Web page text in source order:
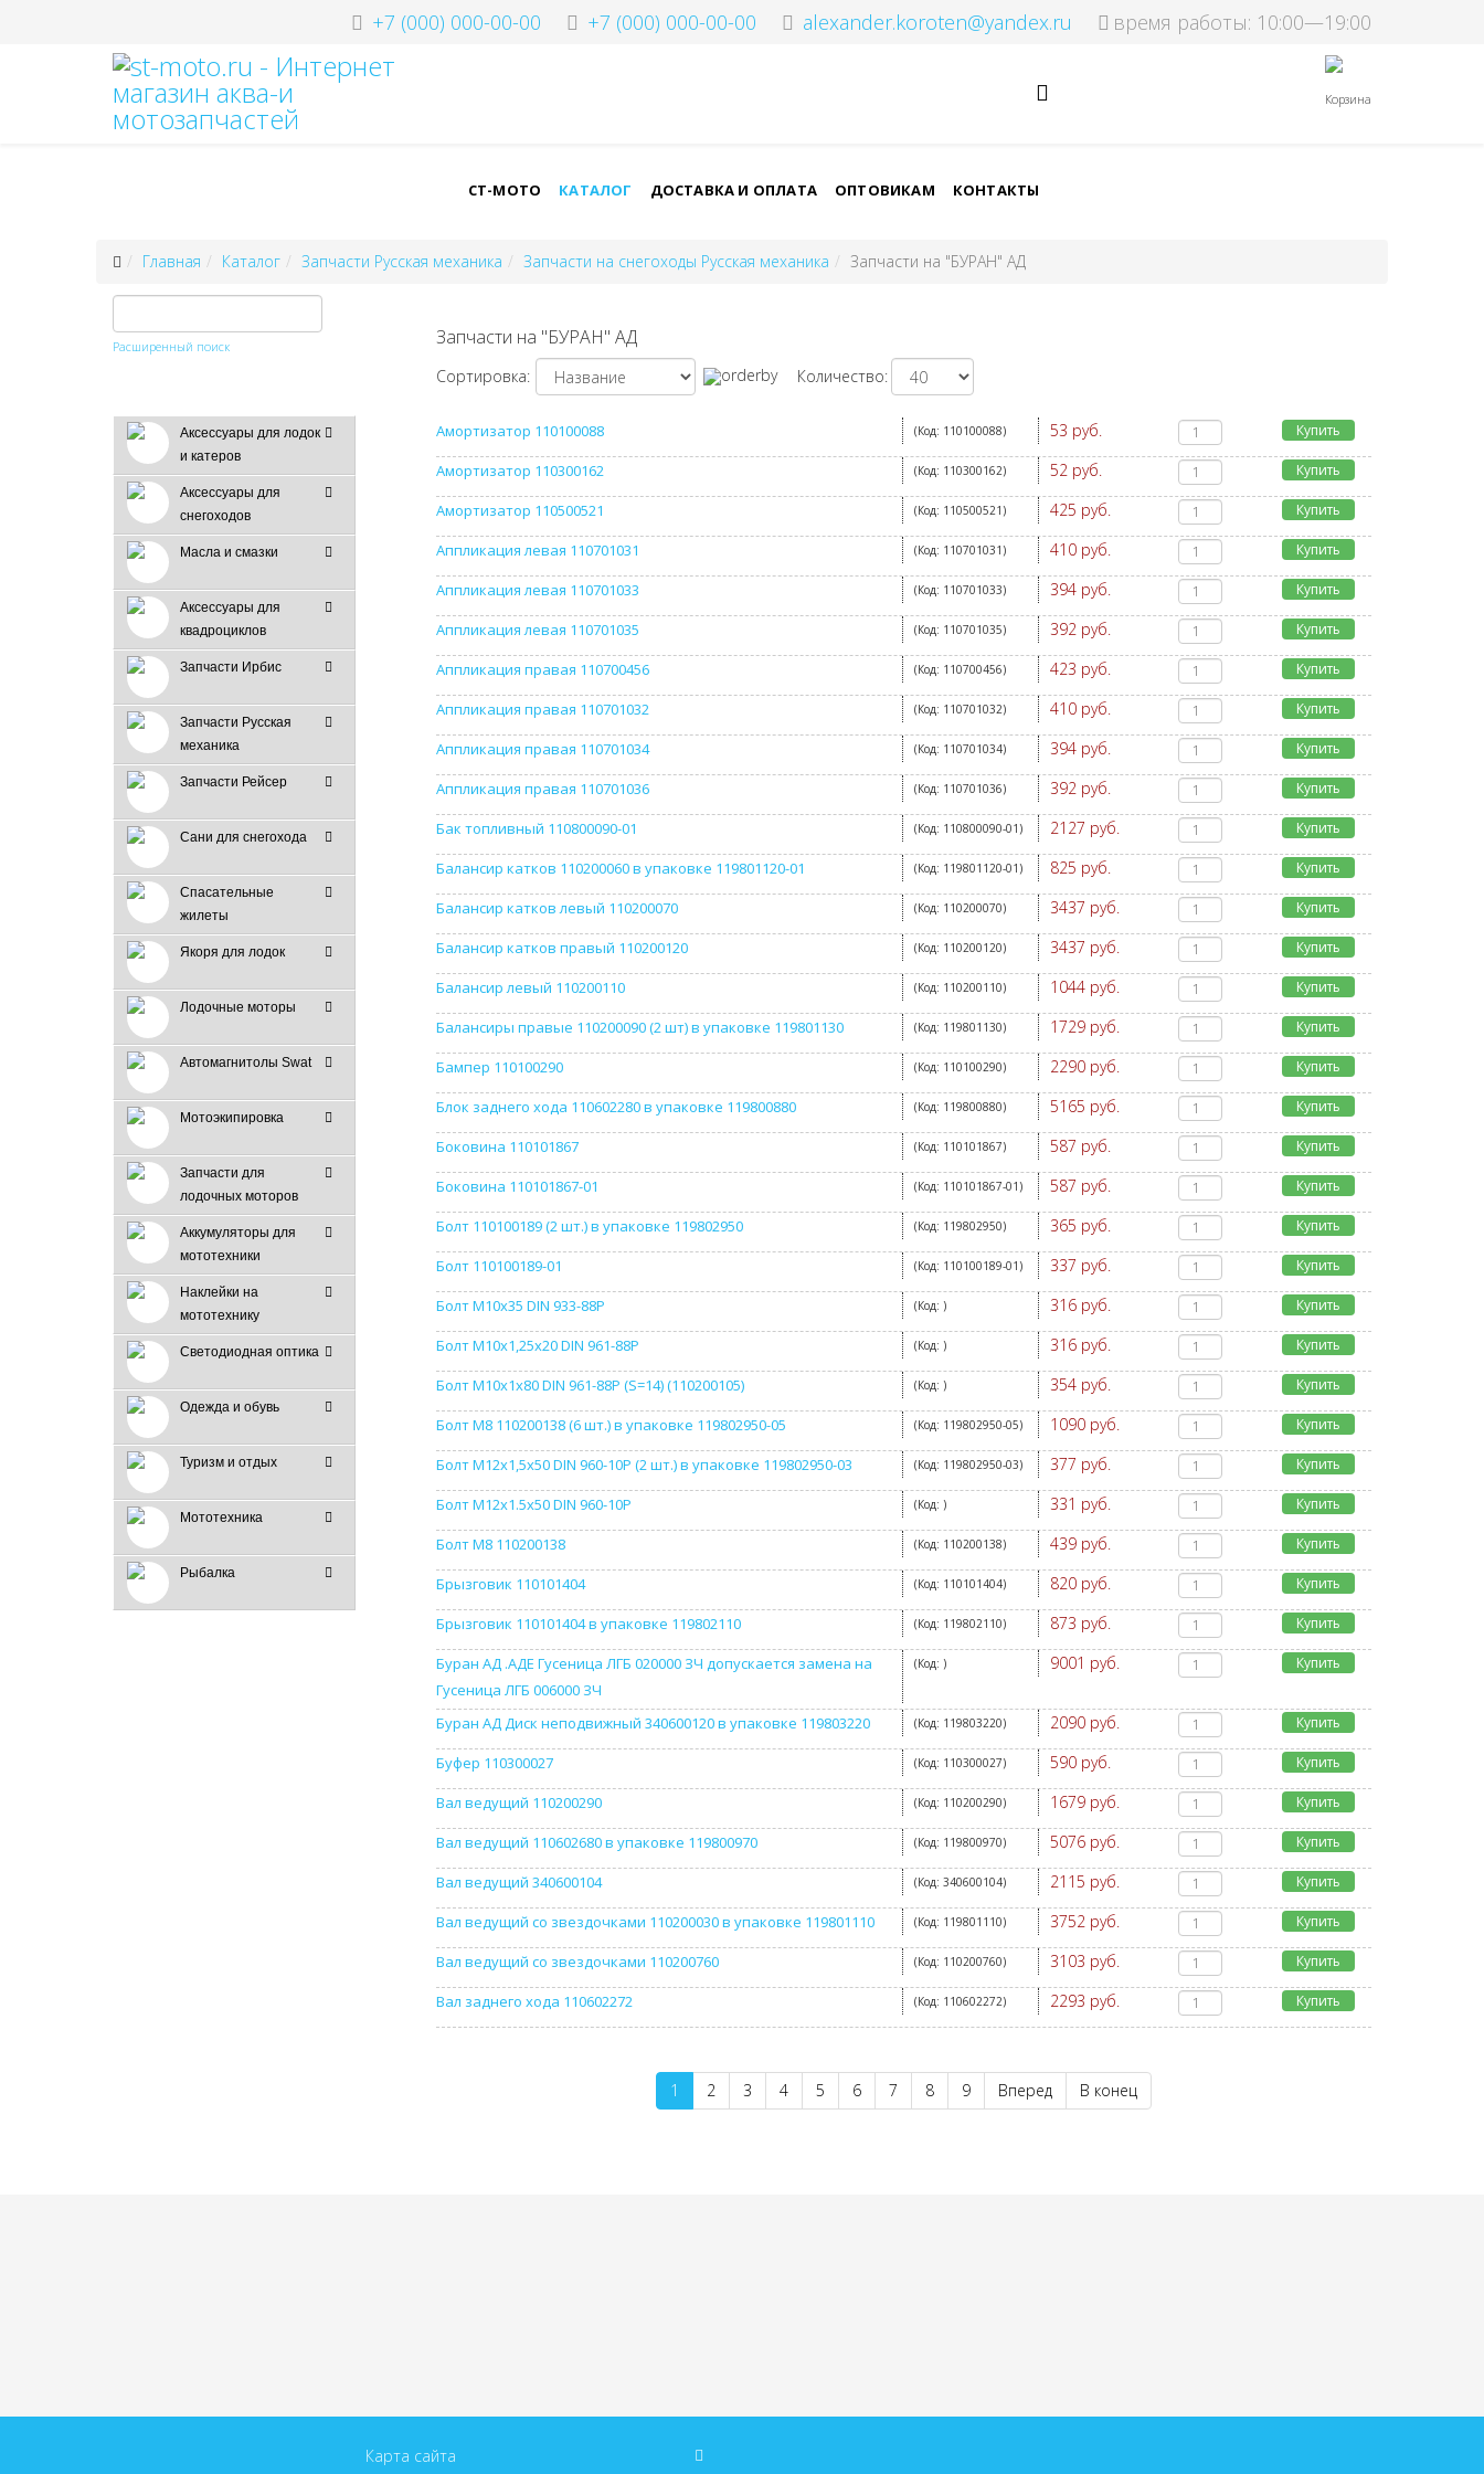
+7 (000) 000-00-00 +7 (000) 000-00-00 alexander.koroten@yandex.ru время работы: 10:00—19:00
СТ-МОТО КАТАЛОГ ДОСТАВКА И ОПЛАТА ОПТОВИКАМ КОНТАКТЫ
Корзина
Главная Каталог Запчасти Русская механика Запчасти на снегоходы Русская механика Запчасти на "БУРАН" АД
Расширенный поиск
Аксессуары для лодок
и катеров
Аксессуары для
снегоходов
Масла и смазки
Аксессуары для
квадроциклов
Запчасти Ирбис
Запчасти Русская
механика
Запчасти Рейсер
Сани для снегохода
Спасательные
жилеты
Якоря для лодок
Лодочные моторы
Автомагнитолы Swat
Мотоэкипировка
Запчасти для
лодочных моторов
Аккумуляторы для
мототехники
Наклейки на
мототехнику
Светодиодная оптика
Одежда и обувь
Туризм и отдых
Мототехника
Рыбалка
Запчасти на "БУРАН" АД
Сортировка: Количество:
Амортизатор 110100088 (Код: 110100088) 53 руб. Купить
Амортизатор 110300162 (Код: 110300162) 52 руб. Купить
Амортизатор 110500521 (Код: 110500521) 425 руб. Купить
Аппликация левая 110701031 (Код: 110701031) 410 руб. Купить
Аппликация левая 110701033 (Код: 110701033) 394 руб. Купить
Аппликация левая 110701035 (Код: 110701035) 392 руб. Купить
Аппликация правая 110700456 (Код: 110700456) 423 руб. Купить
Аппликация правая 110701032 (Код: 110701032) 410 руб. Купить
Аппликация правая 110701034 (Код: 110701034) 394 руб. Купить
Аппликация правая 110701036 (Код: 110701036) 392 руб. Купить
Бак топливный 110800090-01 (Код: 110800090-01) 2127 руб. Купить
Балансир катков 110200060 в упаковке 119801120-01 (Код: 119801120-01) 825 руб. Купить
Балансир катков левый 110200070 (Код: 110200070) 3437 руб. Купить
Балансир катков правый 110200120 (Код: 110200120) 3437 руб. Купить
Балансир левый 110200110 (Код: 110200110) 1044 руб. Купить
Балансиры правые 110200090 (2 шт) в упаковке 119801130 (Код: 119801130) 1729 руб. Купить
Бампер 110100290 (Код: 110100290) 2290 руб. Купить
Блок заднего хода 110602280 в упаковке 119800880 (Код: 119800880) 5165 руб. Купить
Боковина 110101867 (Код: 110101867) 587 руб. Купить
Боковина 110101867-01 (Код: 110101867-01) 587 руб. Купить
Болт 110100189 (2 шт.) в упаковке 119802950 (Код: 119802950) 365 руб. Купить
Болт 110100189-01 (Код: 110100189-01) 337 руб. Купить
Болт M10x35 DIN 933-88P (Код:) 316 руб. Купить
Болт M10х1,25х20 DIN 961-88P (Код:) 316 руб. Купить
Болт M10х1х80 DIN 961-88P (S=14) (110200105) (Код:) 354 руб. Купить
Болт M8 110200138 (6 шт.) в упаковке 119802950-05 (Код: 119802950-05) 1090 руб. Купить
Болт М12х1,5х50 DIN 960-10Р (2 шт.) в упаковке 119802950-03 (Код: 119802950-03) 377 руб. Купить
Болт М12х1.5х50 DIN 960-10Р (Код:) 331 руб. Купить
Болт М8 110200138 (Код: 110200138) 439 руб. Купить
Брызговик 110101404 (Код: 110101404) 820 руб. Купить
Брызговик 110101404 в упаковке 119802110 (Код: 119802110) 873 руб. Купить
Буран АД .АДЕ Гусеница ЛГБ 020000 ЗЧ допускается замена на
Гусеница ЛГБ 006000 ЗЧ
(Код:) 9001 руб. Купить
Буран АД Диск неподвижный 340600120 в упаковке 119803220 (Код: 119803220) 2090 руб. Купить
Буфер 110300027 (Код: 110300027) 590 руб. Купить
Вал ведущий 110200290 (Код: 110200290) 1679 руб. Купить
Вал ведущий 110602680 в упаковке 119800970 (Код: 119800970) 5076 руб. Купить
Вал ведущий 340600104 (Код:340600104) 2115 руб. Купить
Вал ведущий со звездочками 110200030 в упаковке 119801110 (Код: 119801110) 3752 руб. Купить
Вал ведущий со звездочками 110200760 (Код: 110200760) 3103 руб. Купить
Вал заднего хода 110602272 (Код: 110602272) 2293 руб. Купить
1 2 3 4 5 6 7 8 9 Вперед В конец
Карта сайта